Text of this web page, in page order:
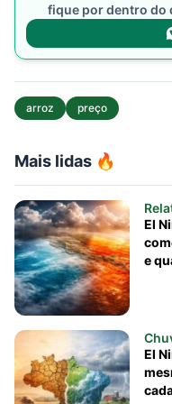
Mais lidas 🔥
El
e
El
fique por dentro do
arroz preço